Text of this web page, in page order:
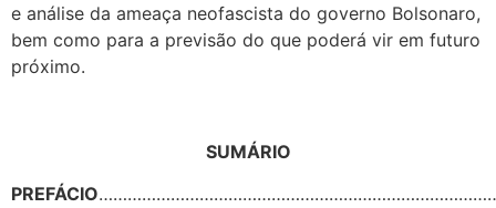
e análise da ameaça neofascista do governo Bolsonaro,
bem como para a previsão do que poderá vir em futuro
próximo.
SUMÁRIO
PREFÁCIO